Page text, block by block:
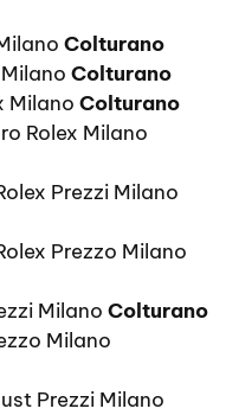
Colturano
Colturano
Milano Colturano
Rolex Milano
Prezzi Milano
Prezzo Milano
Milano Colturano
Milano
Prezzi Milano